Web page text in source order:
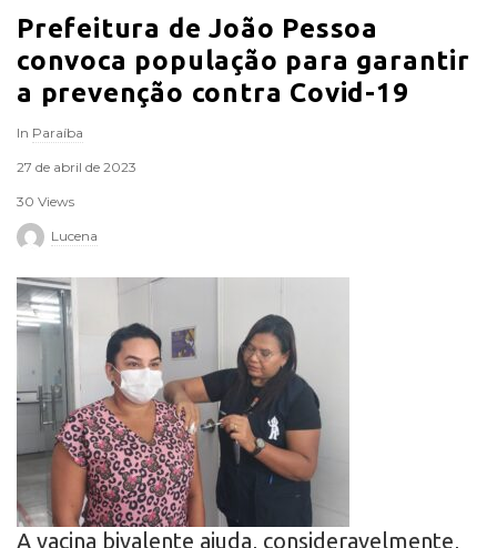
q
u
r
o
Prefeitura de João Pessoa
convoca população para garantir
a prevenção contra Covid-19
In Paraíba
27 de abril de 2023
30 Views
Lucena
A vacina bivalente ajuda, consideravelmente,